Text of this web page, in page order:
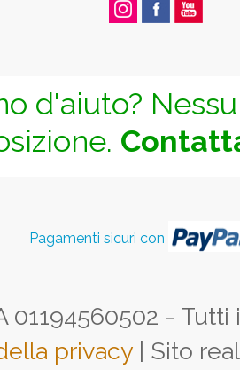
d'aiuto?
Pagamenti sicuri con
01194560502 -
privacy | Sito